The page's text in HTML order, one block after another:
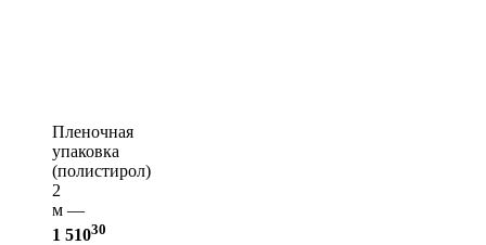
Пленочная
упаковка
(полистирол)
2
м —
1 51030